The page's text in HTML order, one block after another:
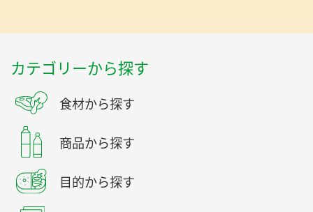
カテゴリーから探す
食材から探す
商品から探す
目的から探す